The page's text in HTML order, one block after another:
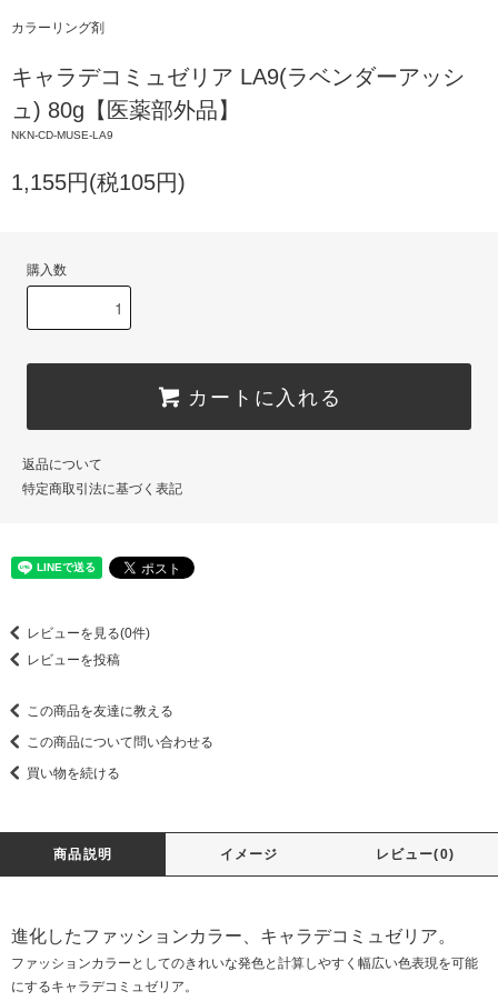
カラーリング剤
キャラデコミュゼリア LA9(ラベンダーアッシ
ュ) 80g【医薬部外品】
NKN-CD-MUSE-LA9
1,155円(税105円)
購入数
カートに入れる
返品について
特定商取引法に基づく表記
レビューを見る(0件)
レビューを投稿
この商品を友達に教える
この商品について問い合わせる
買い物を続ける
商品説明 イメージ レビュー(0)
進化したファッションカラー、キャラデコミュゼリア。
ファッションカラーとしてのきれいな発色と計算しやすく幅広い色表現を可能
にするキャラデコミュゼリア。